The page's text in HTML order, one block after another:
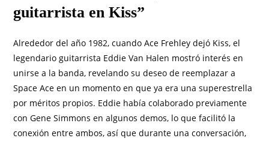
guitarrista en Kiss”
Alrededor del año 1982, cuando Ace Frehley dejó Kiss, el
legendario guitarrista Eddie Van Halen mostró interés en
unirse a la banda, revelando su deseo de reemplazar a
Space Ace en un momento en que ya era una superestrella
por méritos propios. Eddie había colaborado previamente
con Gene Simmons en algunos demos, lo que facilitó la
conexión entre ambos, así que durante una conversación,